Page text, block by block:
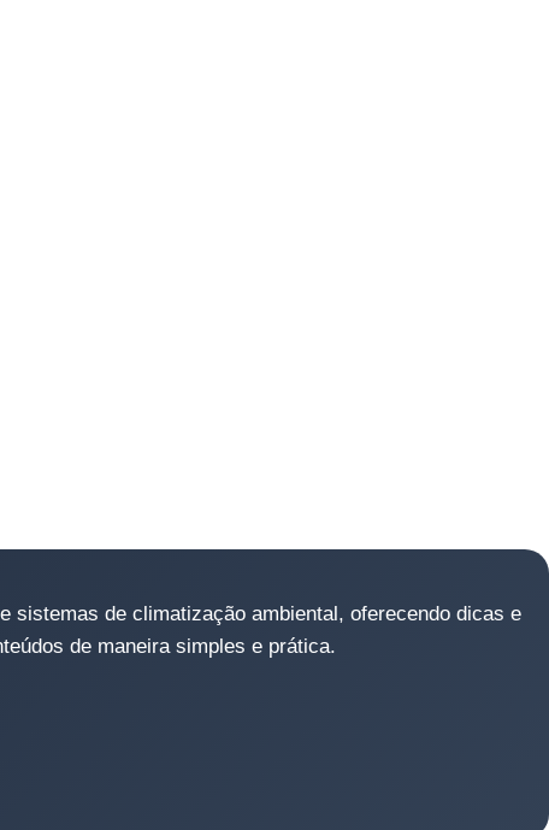
sistemas de climatização ambiental, oferecendo dicas e
de maneira simples e prática.